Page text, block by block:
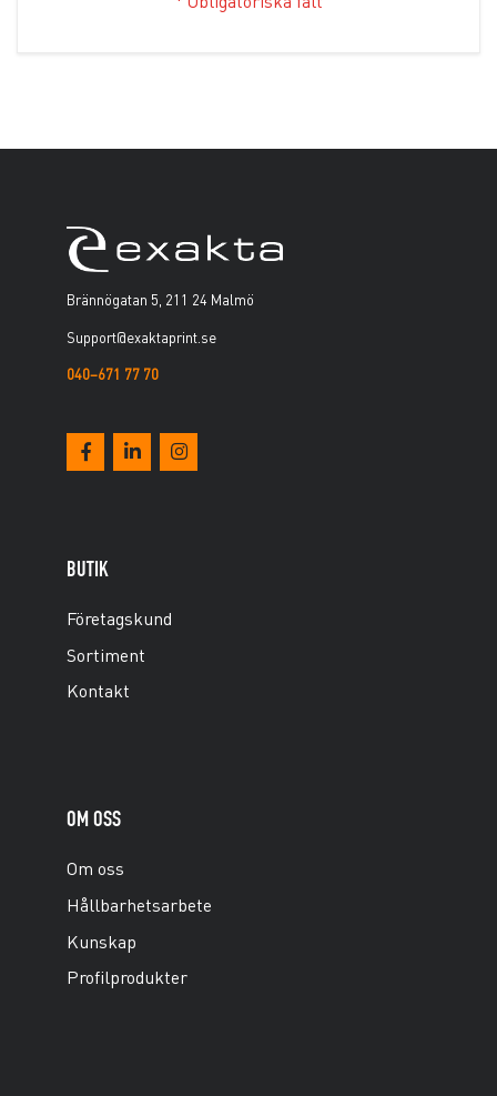
Brännögatan 5, 211 24 Malmö
Support@exaktaprint.se
040–671 77 70
BUTIK
Företagskund
Sortiment
Kontakt
OM OSS
Om oss
Hållbarhetsarbete
Kunskap
Profilprodukter